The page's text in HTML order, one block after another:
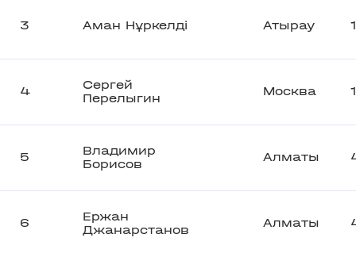
3 Аман Нұркелді Атырау
4
Сергей
Перелыгин
Москва
5
Владимир
Борисов
Алматы
6
Ержан
Джанарстанов
Алматы